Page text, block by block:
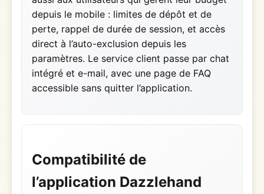
depuis le mobile : limites de dépôt et de
perte, rappel de durée de session, et accès
direct à l’auto-exclusion depuis les
paramètres. Le service client passe par chat
intégré et e-mail, avec une page de FAQ
accessible sans quitter l’application.
Compatibilité de
l’application Dazzlehand